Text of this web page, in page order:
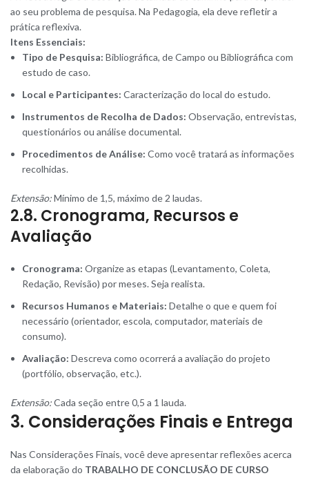
ao seu problema de pesquisa. Na Pedagogia, ela deve refletir a
prática reflexiva.
Itens Essenciais:
Tipo de Pesquisa: Bibliográfica, de Campo ou Bibliográfica com
estudo de caso.
Local e Participantes: Caracterização do local do estudo.
Instrumentos de Recolha de Dados: Observação, entrevistas,
questionários ou análise documental.
Procedimentos de Análise: Como você tratará as informações
recolhidas.
Extensão:Mínimo de 1,5, máximo de 2 laudas.
2.8. Cronograma, Recursos e
Avaliação
Cronograma: Organize as etapas (Levantamento, Coleta,
Redação, Revisão) por meses. Seja realista.
Recursos Humanos e Materiais: Detalhe o que e quem foi
necessário (orientador, escola, computador, materiais de
consumo).
Avaliação: Descreva como ocorrerá a avaliação do projeto
(portfólio, observação, etc.).
Extensão:Cada seção entre 0,5 a 1 lauda.
3. Considerações Finais e Entrega
Nas Considerações Finais, você deve apresentar reflexões acerca
da elaboração do TRABALHO DE CONCLUSÃO DE CURSO